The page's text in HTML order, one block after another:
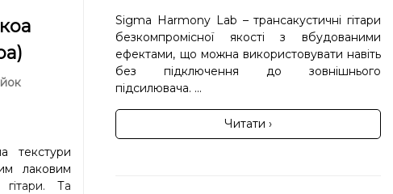
текстури
лаковим
Та
Sigma Harmony Lab – трансакустичні гітари
безкомпромісної якості з вбудованими
ефектами, що можна використовувати навіть
без підключення до зовнішнього
підсилювача. ...
Читати ›